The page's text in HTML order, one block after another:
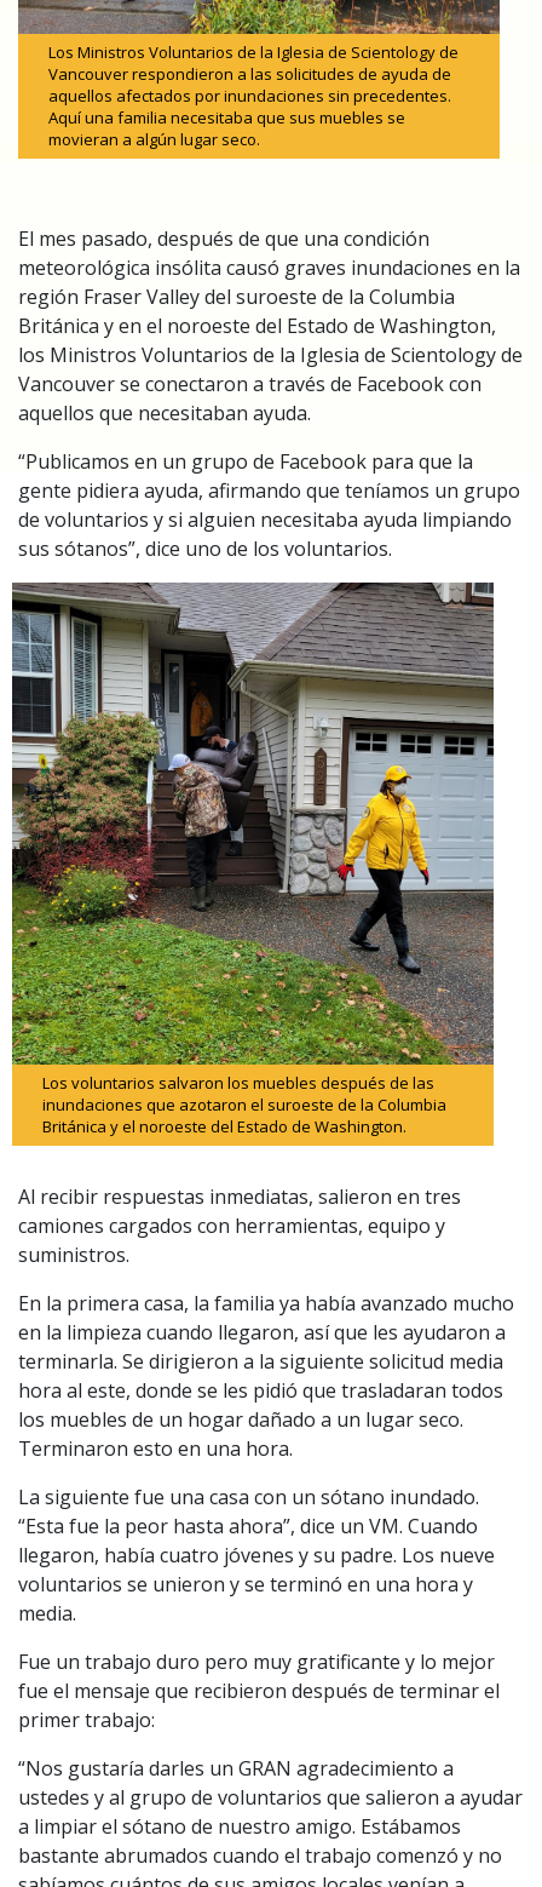
Los Ministros Voluntarios de la Iglesia de Scientology de
Vancouver respondieron a las solicitudes de ayuda de
aquellos afectados por inundaciones sin precedentes.
Aquí una familia necesitaba que sus muebles se
movieran a algún lugar seco.
El mes pasado, después de que una condición
meteorológica insólita causó graves inundaciones en la
región Fraser Valley del suroeste de la Columbia
Británica y en el noroeste del Estado de Washington,
los Ministros Voluntarios de la Iglesia de Scientology de
Vancouver se conectaron a través de Facebook con
aquellos que necesitaban ayuda.
“Publicamos en un grupo de Facebook para que la
gente pidiera ayuda, afirmando que teníamos un grupo
de voluntarios y si alguien necesitaba ayuda limpiando
sus sótanos”, dice uno de los voluntarios.
Los voluntarios salvaron los muebles después de las
inundaciones que azotaron el suroeste de la Columbia
Británica y el noroeste del Estado de Washington.
Al recibir respuestas inmediatas, salieron en tres
camiones cargados con herramientas, equipo y
suministros.
En la primera casa, la familia ya había avanzado mucho
en la limpieza cuando llegaron, así que les ayudaron a
terminarla. Se dirigieron a la siguiente solicitud media
hora al este, donde se les pidió que trasladaran todos
los muebles de un hogar dañado a un lugar seco.
Terminaron esto en una hora.
La siguiente fue una casa con un sótano inundado.
“Esta fue la peor hasta ahora”, dice un VM. Cuando
llegaron, había cuatro jóvenes y su padre. Los nueve
voluntarios se unieron y se terminó en una hora y
media.
Fue un trabajo duro pero muy gratificante y lo mejor
fue el mensaje que recibieron después de terminar el
primer trabajo:
“Nos gustaría darles un GRAN agradecimiento a
ustedes y al grupo de voluntarios que salieron a ayudar
a limpiar el sótano de nuestro amigo. Estábamos
bastante abrumados cuando el trabajo comenzó y no